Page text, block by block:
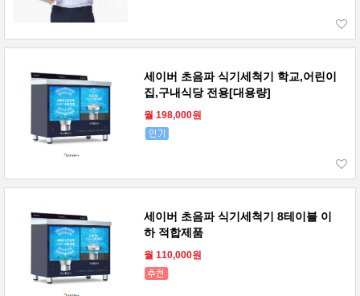
세이버 초음파 식기세척기 학교,어린이
집,구내식당 전용[대용량]
월 198,000원
세이버 초음파 식기세척기 8테이블 이
하 적합제품
월 110,000원